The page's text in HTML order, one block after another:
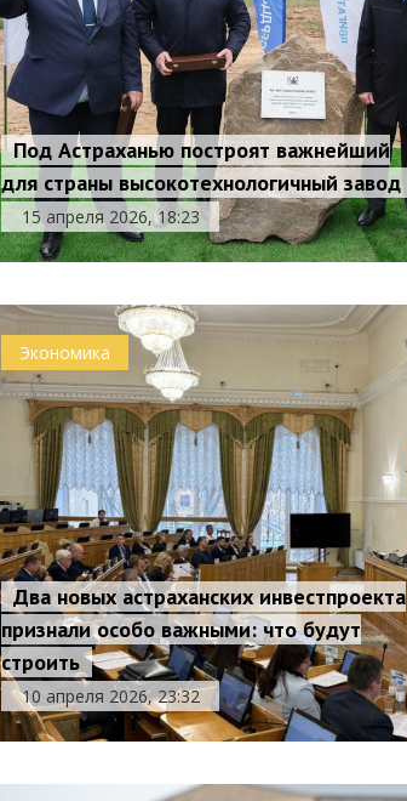
Под Астраханью построят важнейший
для страны высокотехнологичный завод
15 апреля 2026, 18:23
Экономика
Два новых астраханских инвестпроекта
признали особо важными: что будут
строить
10 апреля 2026, 23:32